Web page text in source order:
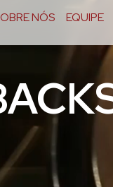
NÓS EQUIPE